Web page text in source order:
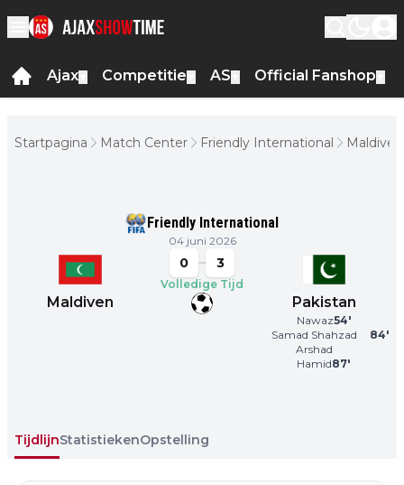
Ajax Competitie AS Official Fanshop
Startpagina Match Center Friendly International
Maldiven
Friendly International
04 juni 2026
Maldiven
0 3
Volledige Tijd
Pakistan
Nawaz54'
Samad Shahzad
Arshad
84'
Hamid87'
TijdlijnStatistiekenOpstelling